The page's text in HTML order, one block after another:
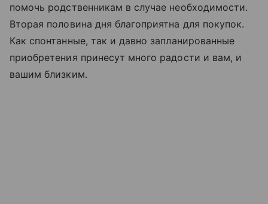
помочь родственникам в случае необходимости.
Вторая половина дня благоприятна для покупок.
Как спонтанные, так и давно запланированные
приобретения принесут много радости и вам, и
вашим близким.